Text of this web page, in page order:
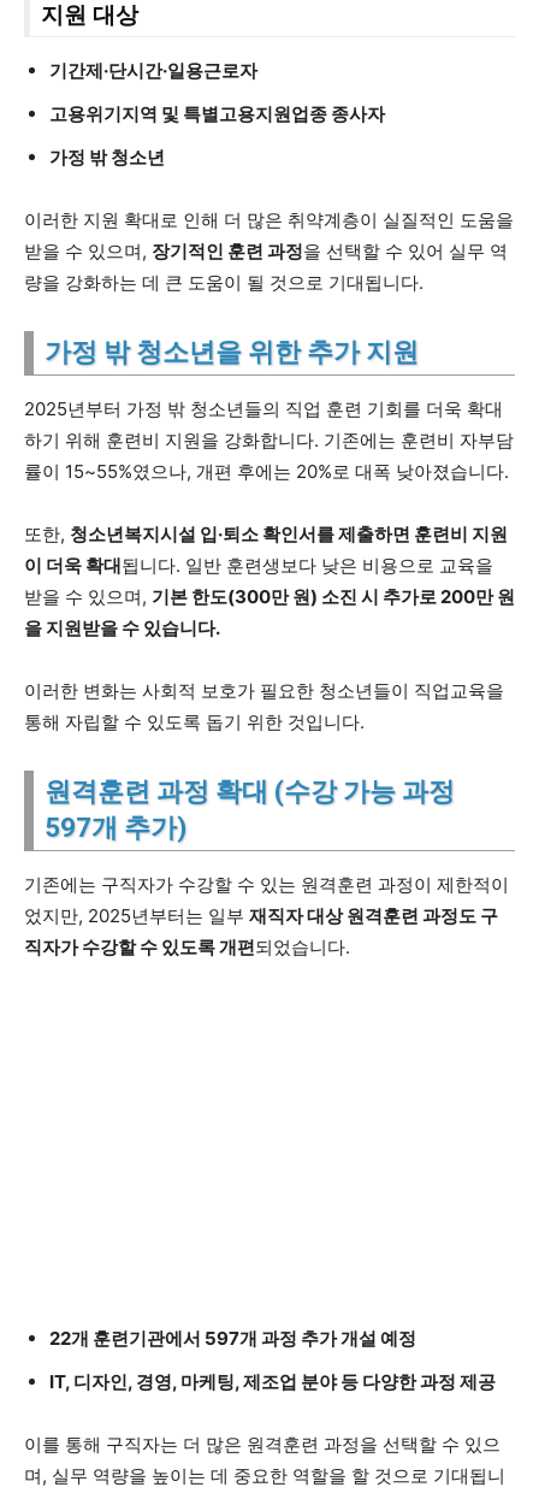
지원 대상
기간제·단시간·일용근로자
고용위기지역 및 특별고용지원업종 종사자
가정 밖 청소년
이러한 지원 확대로 인해 더 많은 취약계층이 실질적인 도움을
받을 수 있으며, 장기적인 훈련 과정을 선택할 수 있어 실무 역
량을 강화하는 데 큰 도움이 될 것으로 기대됩니다.
가정 밖 청소년을 위한 추가 지원
2025년부터 가정 밖 청소년들의 직업 훈련 기회를 더욱 확대
하기 위해 훈련비 지원을 강화합니다. 기존에는 훈련비 자부담
률이 15~55%였으나, 개편 후에는 20%로 대폭 낮아졌습니다.
또한, 청소년복지시설 입·퇴소 확인서를 제출하면 훈련비 지원
이 더욱 확대됩니다. 일반 훈련생보다 낮은 비용으로 교육을
받을 수 있으며, 기본 한도(300만 원) 소진 시 추가로 200만 원
을 지원받을 수 있습니다.
이러한 변화는 사회적 보호가 필요한 청소년들이 직업교육을
통해 자립할 수 있도록 돕기 위한 것입니다.
원격훈련 과정 확대 (수강 가능 과정
597개 추가)
기존에는 구직자가 수강할 수 있는 원격훈련 과정이 제한적이
었지만, 2025년부터는 일부 재직자 대상 원격훈련 과정도 구
직자가 수강할 수 있도록 개편되었습니다.
22개 훈련기관에서 597개 과정 추가 개설 예정
IT, 디자인, 경영, 마케팅, 제조업 분야 등 다양한 과정 제공
이를 통해 구직자는 더 많은 원격훈련 과정을 선택할 수 있으
며, 실무 역량을 높이는 데 중요한 역할을 할 것으로 기대됩니